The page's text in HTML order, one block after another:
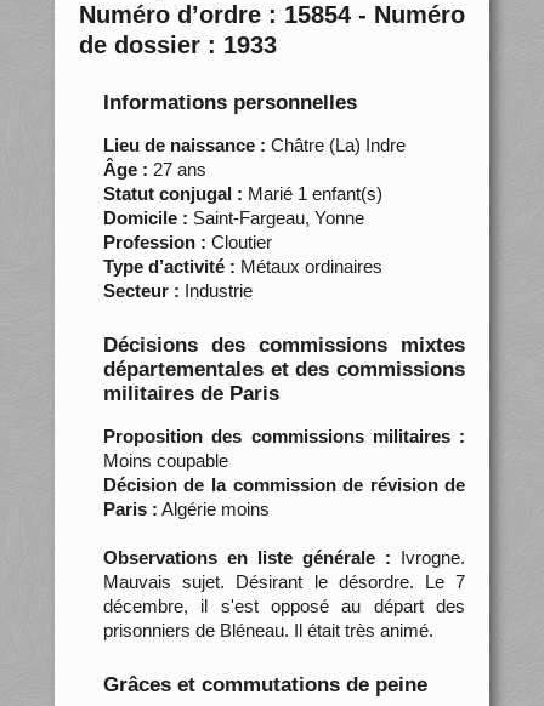
Numéro d’ordre : 15854 - Numéro
de dossier : 1933
Informations personnelles
Lieu de naissance : Châtre (La) Indre
Âge : 27 ans
Statut conjugal : Marié 1 enfant(s)
Domicile : Saint-Fargeau, Yonne
Profession : Cloutier
Type d’activité : Métaux ordinaires
Secteur : Industrie
Décisions des commissions mixtes
départementales et des commissions
militaires de Paris
Proposition des commissions militaires :
Moins coupable
Décision de la commission de révision de
Paris : Algérie moins
Observations en liste générale : Ivrogne.
Mauvais sujet. Désirant le désordre. Le 7
décembre, il s'est opposé au départ des
prisonniers de Bléneau. Il était très animé.
Grâces et commutations de peine